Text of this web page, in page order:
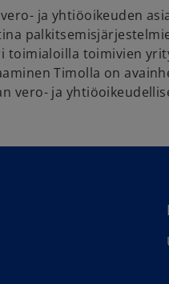
ja yhtiöoikeuden
toimialoilla toimivien
Timolla on
vero- ja